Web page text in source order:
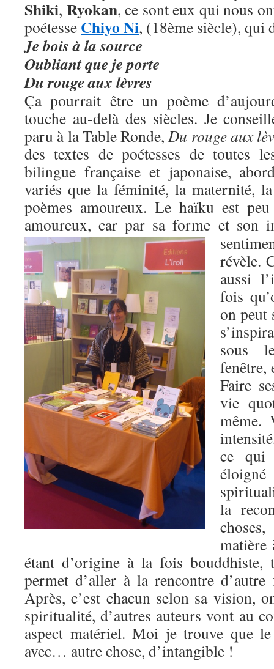
Shiki, Ryokan, ce sont eux qui nous
poétesse Chiyo Ni, (18ème siècle), qui
Je bois à la source
Oubliant que je porte
Du rouge aux lèvres
Ça pourrait être un poème
touche au-delà des siècles. Je
paru à la Table Ronde,Du rouge aux
des textes de poétesses de toutes
bilingue française et japonaise,
variés que la féminité, la maternité,
poèmes amoureux. Le haïku est
amoureux, car par sa forme et son
révèle.
aussi
fois
on peut
sous
fenêtre,
Faire
vie
même.
ce qui
la
étant d’origine à la fois bouddhiste,
permet d’aller à la rencontre
Après, c’est chacun selon sa vision,
spiritualité, d’autres auteurs vont au
aspect matériel. Moi je trouve que
avec… autre chose, d’intangible !